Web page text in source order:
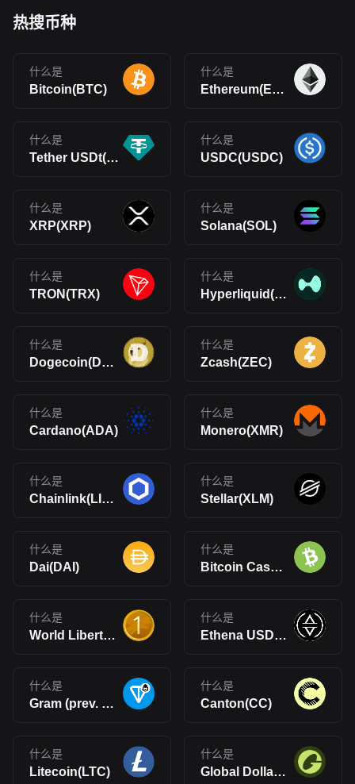
热搜币种
什么是
Bitcoin(BTC)
什么是
Ethereum(ETH)
什么是
Tether USDt(USDT)
什么是
USDC(USDC)
什么是
XRP(XRP)
什么是
Solana(SOL)
什么是
TRON(TRX)
什么是
Hyperliquid(HYPE)
什么是
Dogecoin(DOGE)
什么是
Zcash(ZEC)
什么是
Cardano(ADA)
什么是
Monero(XMR)
什么是
Chainlink(LINK)
什么是
Stellar(XLM)
什么是
Dai(DAI)
什么是
Bitcoin Cash(BCH)
什么是
World Liberty Financial USD(USD1)
什么是
Ethena USDe(USDe)
什么是
Gram (prev. Toncoin)(GRAM)
什么是
Canton(CC)
什么是
Litecoin(LTC)
什么是
Global Dollar(USDG)